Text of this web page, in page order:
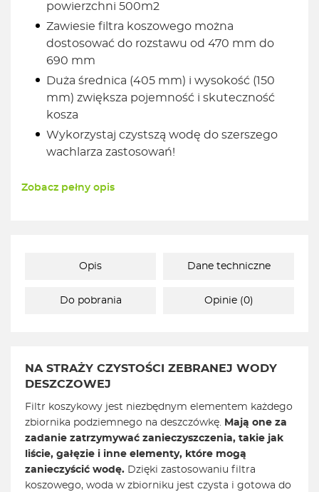
powierzchni 500m2
Zawiesie filtra koszowego można
dostosować do rozstawu od 470 mm do
690 mm
Duża średnica (405 mm) i wysokość (150
mm) zwiększa pojemność i skuteczność
kosza
Wykorzystaj czystszą wodę do szerszego
wachlarza zastosowań!
Zobacz pełny opis
Opis Dane techniczne
Do pobrania Opinie (0)
NA STRAŻY CZYSTOŚCI ZEBRANEJ WODY
DESZCZOWEJ
Filtr koszykowy jest niezbędnym elementem każdego
zbiornika podziemnego na deszczówkę. Mają one za
zadanie zatrzymywać zanieczyszczenia, takie jak
liście, gałęzie i inne elementy, które mogą
zanieczyścić wodę. Dzięki zastosowaniu filtra
koszowego, woda w zbiorniku jest czysta i gotowa do